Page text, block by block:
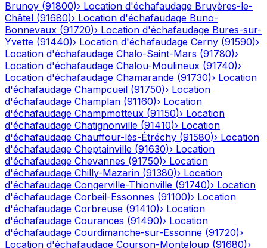
Brunoy (91800)› Location d'échafaudage Bruyères-le-
Châtel (91680)› Location d'échafaudage Buno-
Bonnevaux (91720)› Location d'échafaudage Bures-sur-
Yvette (91440)› Location d'échafaudage Cerny (91590)›
Location d'échafaudage Chalo-Saint-Mars (91780)›
Location d'échafaudage Chalou-Moulineux (91740)›
Location d'échafaudage Chamarande (91730)› Location
d'échafaudage Champcueil (91750)› Location
d'échafaudage Champlan (91160)› Location
d'échafaudage Champmotteux (91150)› Location
d'échafaudage Chatignonville (91410)› Location
d'échafaudage Chauffour-lès-Étréchy (91580)› Location
d'échafaudage Cheptainville (91630)› Location
d'échafaudage Chevannes (91750)› Location
d'échafaudage Chilly-Mazarin (91380)› Location
d'échafaudage Congerville-Thionville (91740)› Location
d'échafaudage Corbeil-Essonnes (91100)› Location
d'échafaudage Corbreuse (91410)› Location
d'échafaudage Courances (91490)› Location
d'échafaudage Courdimanche-sur-Essonne (91720)›
Location d'échafaudage Courson-Monteloup (91680)›